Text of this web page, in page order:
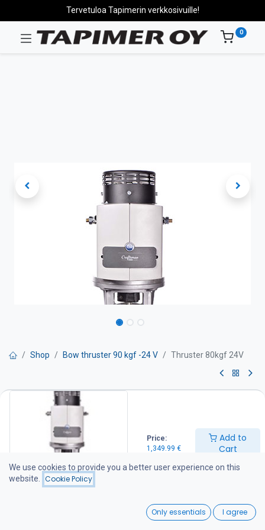
Price:
1,349.99 €
Add to
Cart
Wishlist
Tervetuloa Tapimerin verkkosivuille!
0
Shop Bow thruster 90 kgf -24 V Thruster 80kgf 24V
Thruster 80kgf 24V
kW / 24 V, tunneli 185 mm.
tehokasta työntövoimaa molempiin suuntiin. Helppo suojasinkin
vaihto.
keulapotkureissaan (mm. sähkömoottori) kuin useat
We use cookies to provide you a better user experience on this
website.
Cookie Policy
Only essentials I agree